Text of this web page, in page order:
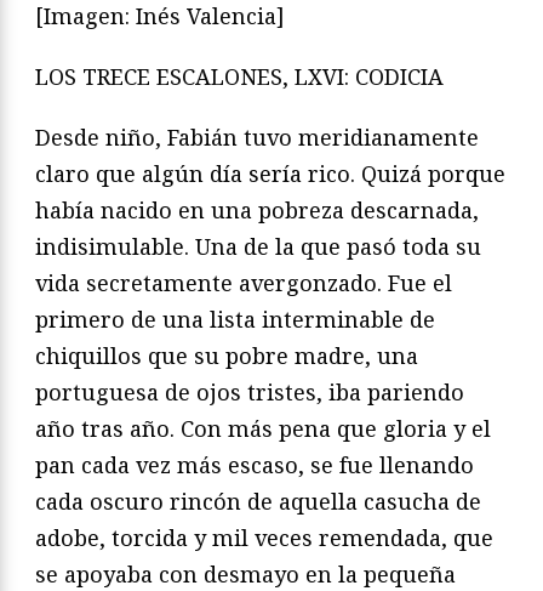
[Imagen: Inés Valencia]
LOS TRECE ESCALONES, LXVI: CODICIA
Desde niño, Fabián tuvo meridianamente
claro que algún día sería rico. Quizá porque
había nacido en una pobreza descarnada,
indisimulable. Una de la que pasó toda su
vida secretamente avergonzado. Fue el
primero de una lista interminable de
chiquillos que su pobre madre, una
portuguesa de ojos tristes, iba pariendo
año tras año. Con más pena que gloria y el
pan cada vez más escaso, se fue llenando
cada oscuro rincón de aquella casucha de
adobe, torcida y mil veces remendada, que
se apoyaba con desmayo en la pequeña